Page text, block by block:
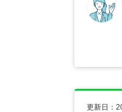
更新日：